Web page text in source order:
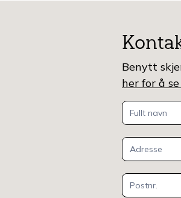
Benytt
her for å
Kontakt
oss